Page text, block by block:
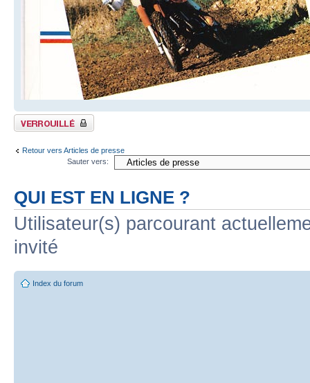
Sujet verrouillé
Retour vers Articles de presse
Sauter vers:
QUI EST EN LIGNE ?
Utilisateur(s) parcourant
invité
Index du forum